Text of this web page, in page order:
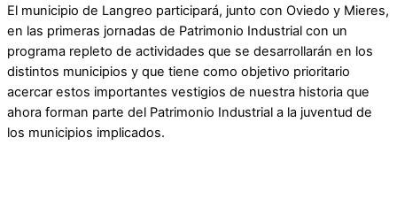
El municipio de Langreo participará, junto con Oviedo y Mieres,
en las primeras jornadas de Patrimonio Industrial con un
programa repleto de actividades que se desarrollarán en los
distintos municipios y que tiene como objetivo prioritario
acercar estos importantes vestigios de nuestra historia que
ahora forman parte del Patrimonio Industrial a la juventud de
los municipios implicados.